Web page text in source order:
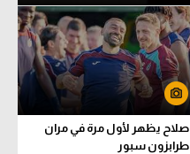
صلاح يظهر لأول مرة في مران
طرابزون سبور